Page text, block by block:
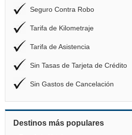
Seguro Contra Robo
Tarifa de Kilometraje
Tarifa de Asistencia
Sin Tasas de Tarjeta de Crédito
Sin Gastos de Cancelación
Destinos más populares